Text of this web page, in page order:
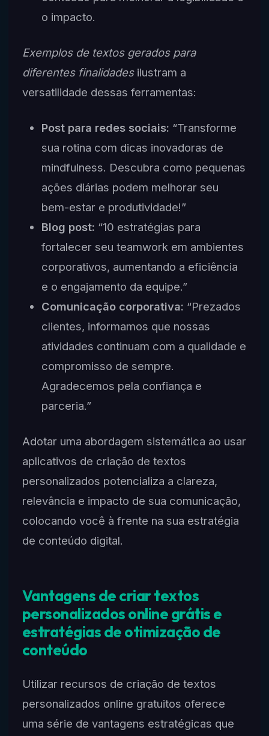
o impacto.
Exemplos de textos gerados para
diferentes finalidadesilustram a
versatilidade dessas ferramentas:
Post para redes sociais: “Transforme
sua rotina com dicas inovadoras de
mindfulness. Descubra como pequenas
ações diárias podem melhorar seu
bem-estar e produtividade!”
Blog post: “10 estratégias para
fortalecer seu teamwork em ambientes
corporativos, aumentando a eficiência
e o engajamento da equipe.”
Comunicação corporativa: “Prezados
clientes, informamos que nossas
atividades continuam com a qualidade e
compromisso de sempre.
Agradecemos pela confiança e
parceria.”
Adotar uma abordagem sistemática ao usar
aplicativos de criação de textos
personalizados potencializa a clareza,
relevância e impacto de sua comunicação,
colocando você à frente na sua estratégia
de conteúdo digital.
Vantagens de criar textos
personalizados online grátis e
estratégias de otimização de
conteúdo
Utilizar recursos de criação de textos
personalizados online gratuitos oferece
uma série de vantagens estratégicas que